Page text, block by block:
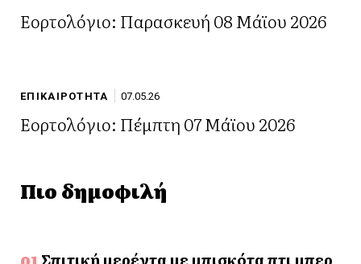
Εορτολόγιο: Παρασκευή 08 Μάϊου 2026
ΕΠΙΚΑΙΡΟΤΗΤΑ 07.05.26
Εορτολόγιο: Πέμπτη 07 Μάϊου 2026
Πιο δημοφιλή